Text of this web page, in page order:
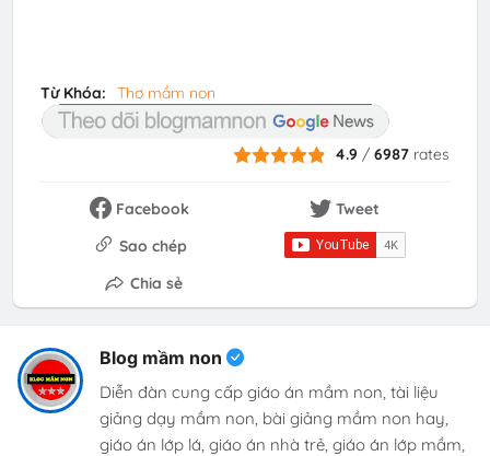
Từ Khóa: Thơ mầm non
4.9 /6987 rates
Facebook
Tweet
Sao chép
Chia sẻ
Blog mầm non
Diễn đàn cung cấp giáo án mầm non, tài liệu
giảng dạy mầm non, bài giảng mầm non hay,
giáo án lớp lá, giáo án nhà trẻ, giáo án lớp mầm,